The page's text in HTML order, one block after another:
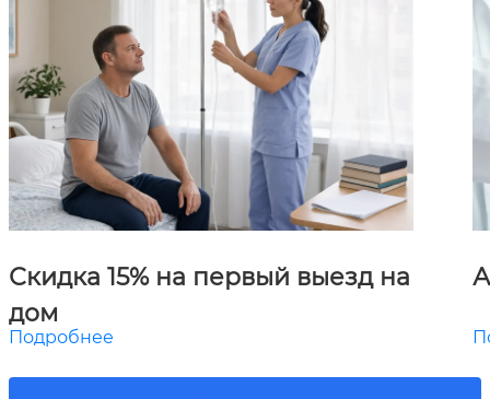
Скидка 15% на первый выезд на
дом
Подробнее